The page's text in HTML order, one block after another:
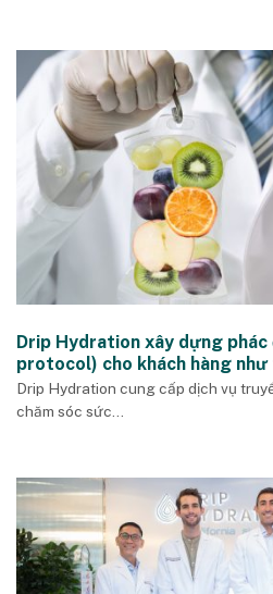
Drip Hydration xây dựng phác
protocol) cho khách hàng như
Drip Hydration cung cấp dịch vụ
chăm sóc sức...